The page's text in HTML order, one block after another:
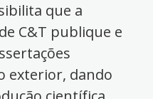
que a
C&T publique e
exterior, dando